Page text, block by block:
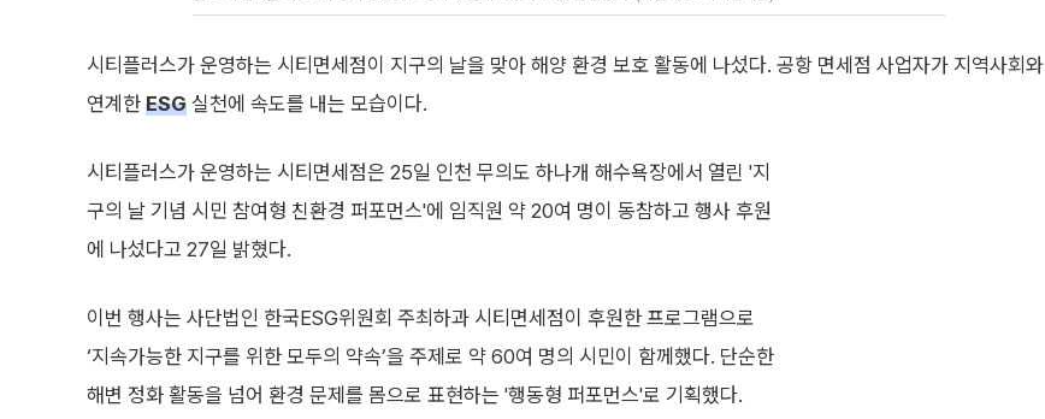
시티플러스가 운영하는 시티면세점이 지구의 날을 맞아 해양 환경 보호 활동에 나섰다. 공항 면세점 사업자가 지역사회와
연계한 ESG 실천에 속도를 내는 모습이다.
시티플러스가 운영하는 시티면세점은 25일 인천 무의도 하나개 해수욕장에서 열린 '지
구의 날 기념 시민 참여형 친환경 퍼포먼스'에 임직원 약 20여 명이 동참하고 행사 후원
에 나섰다고 27일 밝혔다.
이번 행사는 사단법인 한국ESG위원회 주최하과 시티면세점이 후원한 프로그램으로
‘지속가능한 지구를 위한 모두의 약속’을 주제로 약 60여 명의 시민이 함께했다. 단순한
해변 정화 활동을 넘어 환경 문제를 몸으로 표현하는 '행동형 퍼포먼스'로 기획했다.